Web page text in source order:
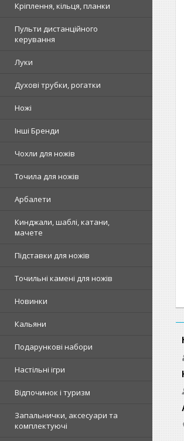
Кріплення, кільця, планки
Пульти дистанційного
керування
Луки
Духові трубки, рогатки
Ножі
Інші Бренди
Чохли для ножів
Точила для ножів
Арбалети
Кинджали, шаблі, катани,
мачете
Підставки для ножів
Точильні камені для ножів
Новинки
Кальяни
Подарункові набори
Настільні ігри
Відпочинок і туризм
Запальнички, аксесуари та
комплектуючі